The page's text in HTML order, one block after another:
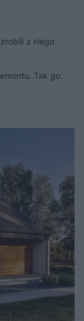
z niego
Tak go